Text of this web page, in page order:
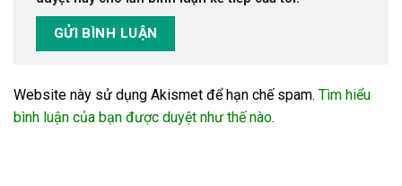
Website này sử dụng Akismet để hạn chế spam. Tìm hiểu
bình luận của bạn được duyệt như thế nào.